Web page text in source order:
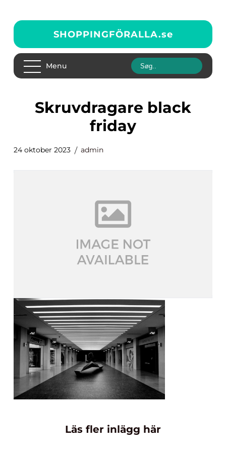
SHOPPINGFÖRALLA.se
Menu
skruvdragare black
friday
24 oktober 2023 admin
Läs fler inlägg här